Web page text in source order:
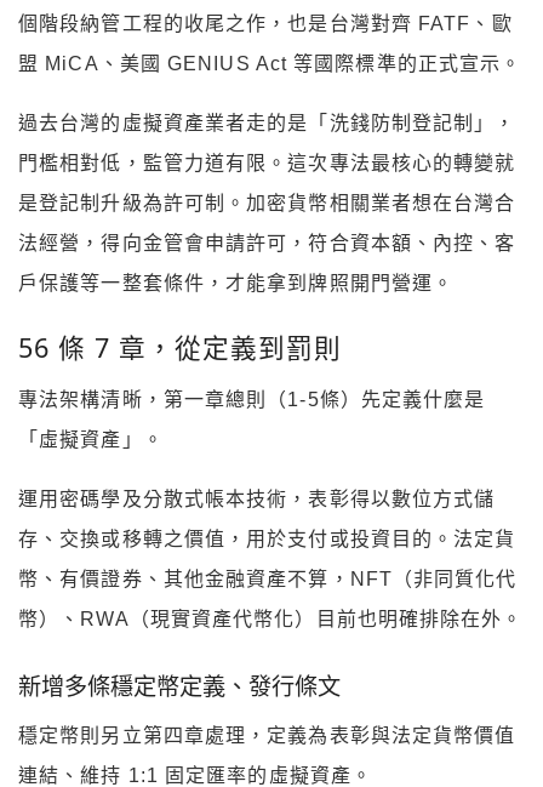
個階段納管工程的收尾之作，也是台灣對齊 FATF、歐
盟 MiCA、美國 GENIUS Act 等國際標準的正式宣示。
過去台灣的虛擬資產業者走的是「洗錢防制登記制」，
門檻相對低，監管力道有限。這次專法最核心的轉變就
是登記制升級為許可制。加密貨幣相關業者想在台灣合
法經營，得向金管會申請許可，符合資本額、內控、客
戶保護等一整套條件，才能拿到牌照開門營運。
56 條 7 章，從定義到罰則
專法架構清晰，第一章總則（1-5條）先定義什麼是
「虛擬資產」。
運用密碼學及分散式帳本技術，表彰得以數位方式儲
存、交換或移轉之價值，用於支付或投資目的。法定貨
幣、有價證券、其他金融資產不算，NFT（非同質化代
幣）、RWA（現實資產代幣化）目前也明確排除在外。
新增多條穩定幣定義、發行條文
穩定幣則另立第四章處理，定義為表彰與法定貨幣價值
連結、維持 1:1 固定匯率的虛擬資產。